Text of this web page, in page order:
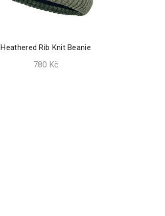
Heathered Rib Knit Beanie
780 Kč